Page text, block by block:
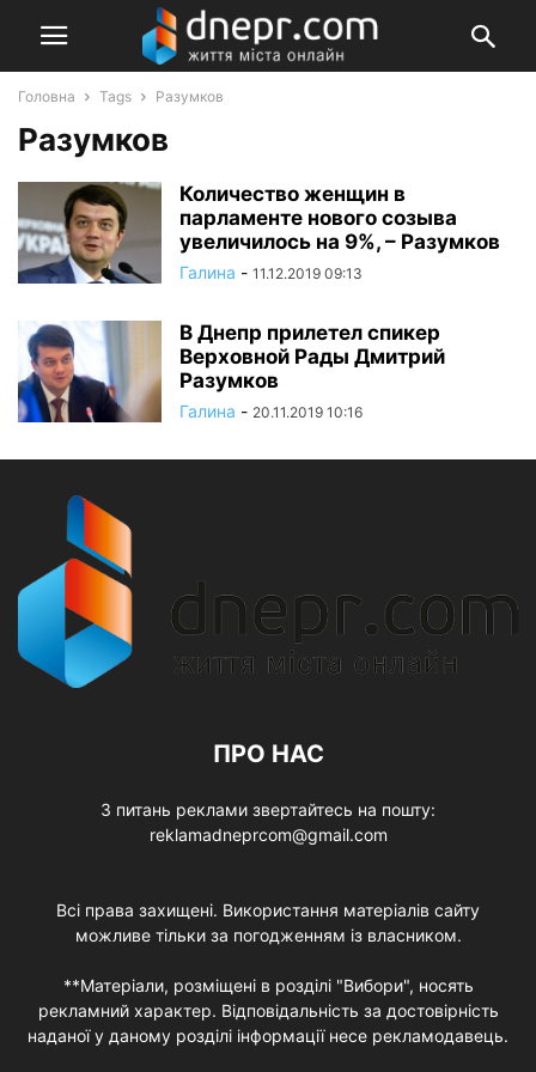
Головна Tags Разумков
Разумков
Количество женщин в
парламенте нового созыва
увеличилось на 9%, – Разумков
Галина - 11.12.2019 09:13
В Днепр прилетел спикер
Верховной Рады Дмитрий
Разумков
Галина - 20.11.2019 10:16
ПРО НАС
З питань реклами звертайтесь на пошту:
reklamadneprcom@gmail.com
Всі права захищені. Використання матеріалів сайту
можливе тільки за погодженням із власником.
**Матеріали, розміщені в розділі "Вибори", носять
рекламний характер. Відповідальність за достовірність
наданої у даному розділі інформації несе рекламодавець.